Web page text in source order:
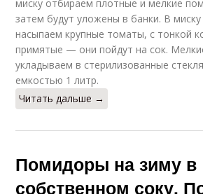
миску отбираем плотные и мелкие
затем будут уложены в банки. В
насыпаем крупные томаты, с тонкой
примятые — они пойдут на сок.
укладываем в стерилизованные
емкостью 1 литр.
Читать дальше →
Помидоры на зиму в
собственном соку.